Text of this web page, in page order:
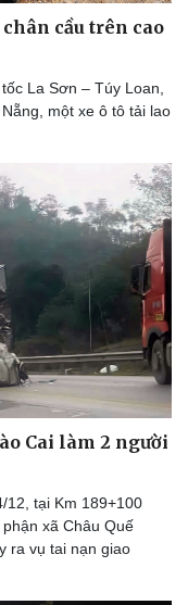
cầu trên cao
La Sơn – Túy Loan,
một xe ô tô tải lao
Cai làm 2 người
12, tại Km 189+100
xã Châu Quế
ra vụ tai nạn giao